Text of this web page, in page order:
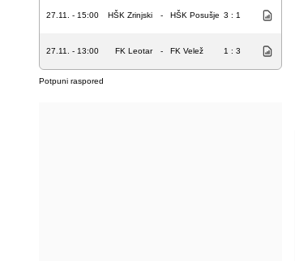
27.11. - 15:00 HŠK Zrinjski - HŠK Posušje 3 : 1
27.11. - 13:00 FK Leotar - FK Velež 1 : 3
Potpuni raspored